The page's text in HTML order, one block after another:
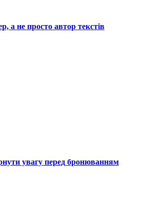
а не просто автор текстів
увагу перед бронюванням